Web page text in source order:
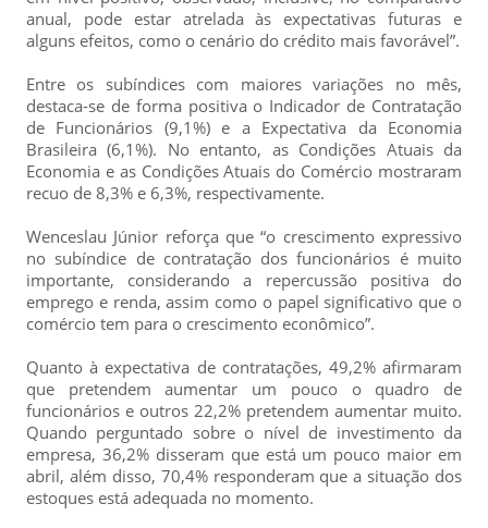
anual, pode estar atrelada às expectativas futuras e
alguns efeitos, como o cenário do crédito mais favorável”.
Entre os subíndices com maiores variações no mês,
destaca-se de forma positiva o Indicador de Contratação
de Funcionários (9,1%) e a Expectativa da Economia
Brasileira (6,1%). No entanto, as Condições Atuais da
Economia e as Condições Atuais do Comércio mostraram
recuo de 8,3% e 6,3%, respectivamente.
Wenceslau Júnior reforça que “o crescimento expressivo
no subíndice de contratação dos funcionários é muito
importante, considerando a repercussão positiva do
emprego e renda, assim como o papel significativo que o
comércio tem para o crescimento econômico”.
Quanto à expectativa de contratações, 49,2% afirmaram
que pretendem aumentar um pouco o quadro de
funcionários e outros 22,2% pretendem aumentar muito.
Quando perguntado sobre o nível de investimento da
empresa, 36,2% disseram que está um pouco maior em
abril, além disso, 70,4% responderam que a situação dos
estoques está adequada no momento.